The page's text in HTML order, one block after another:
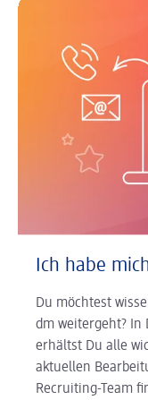
Ich habe
Du möchtest
dm weitergeht? In
erhältst Du alle
aktuellen
Recruiting-Team